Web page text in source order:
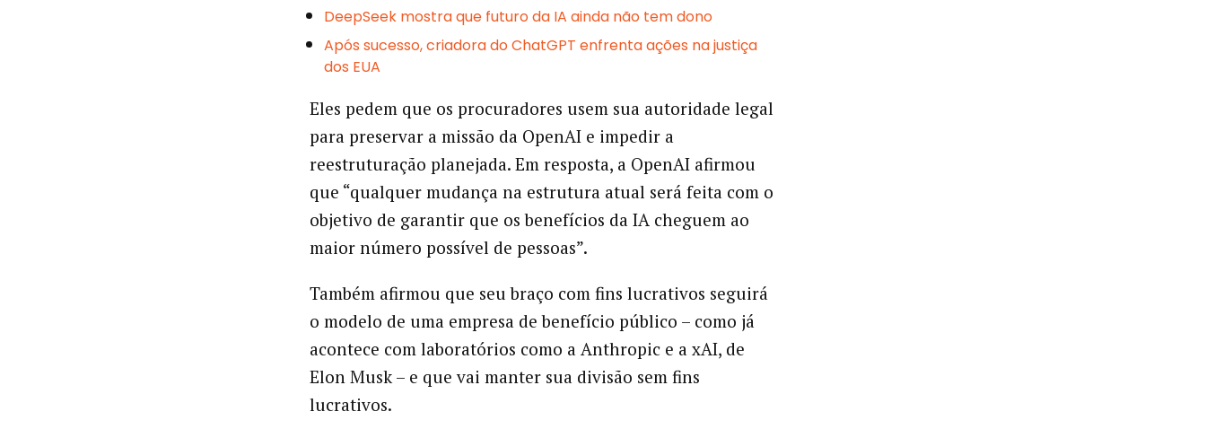
DeepSeek mostra que futuro da IA ainda não tem dono
Após sucesso, criadora do ChatGPT enfrenta ações na justiça
dos EUA
Eles pedem que os procuradores usem sua autoridade legal
para preservar a missão da OpenAI e impedir a
reestruturação planejada. Em resposta, a OpenAI afirmou
que “qualquer mudança na estrutura atual será feita com o
objetivo de garantir que os benefícios da IA cheguem ao
maior número possível de pessoas”.
Também afirmou que seu braço com fins lucrativos seguirá
o modelo de uma empresa de benefício público – como já
acontece com laboratórios como a Anthropic e a xAI, de
Elon Musk – e que vai manter sua divisão sem fins
lucrativos.